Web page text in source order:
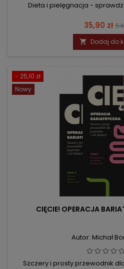
Dieta i pielęgnacja -
Cena
35,90 zł
 Dodaj do
- 25,10 zł
Nowy
CIĘCIE! OPERACJA
Autor: Michał
Szczery i prosty przewodnik